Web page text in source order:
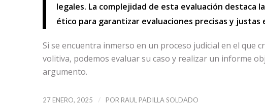
legales. La complejidad de esta evaluación destaca
ético para garantizar evaluaciones precisas y justas
Si se encuentra inmerso en un proceso judicial en el que
volitiva, podemos evaluar su caso y realizar un informe
argumento.
27 ENERO, 2025 / POR RAUL PADILLA SOLDADO